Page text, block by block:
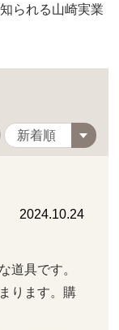
られる山崎実業
2024.10.24
道具です。
ります。購